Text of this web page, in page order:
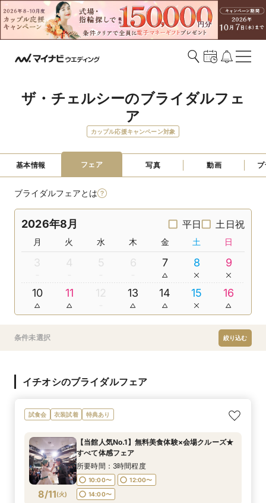
ザ・チェルシーのブライダルフェ
ア
カップル応援キャンペーン対象
基本情報 フェア 写真 動画
ブライダルフェアとは
2026年8月 平日 土日祝
月 火 水 木 金 土 日
3 4 5 6 7 8 9
10 11 12 13 14 15 16
条件未選択 絞り込む
イチオシのブライダルフェア
試食会 衣装試着 特典あり
8/11(火)
【当館人気No.1】無料美食体験×会場クルーズ★
すべて体感フェア
所要時間：3時間程度
10:00〜
12:00〜
14:00〜